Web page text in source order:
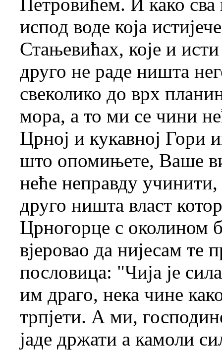
испод воде која
Стањевићах, које и
друго не раде ништа
свеколико до врх
мора, а то ми се чини
Црној и кукавној Гори
што опомињете, Ваше
неће неправду учинити,
друго ништа власт
Црногорце с околином
вјеровао да нијесам те
пословица: "Чија је
им драго, нека чине
трпјети. А ми,
јаде држати а камоли